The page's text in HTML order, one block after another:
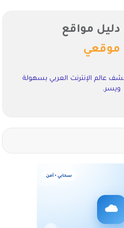
دليل مواقع
موقعي
عالم الإنترنت العربي بسهولة
ويسر.